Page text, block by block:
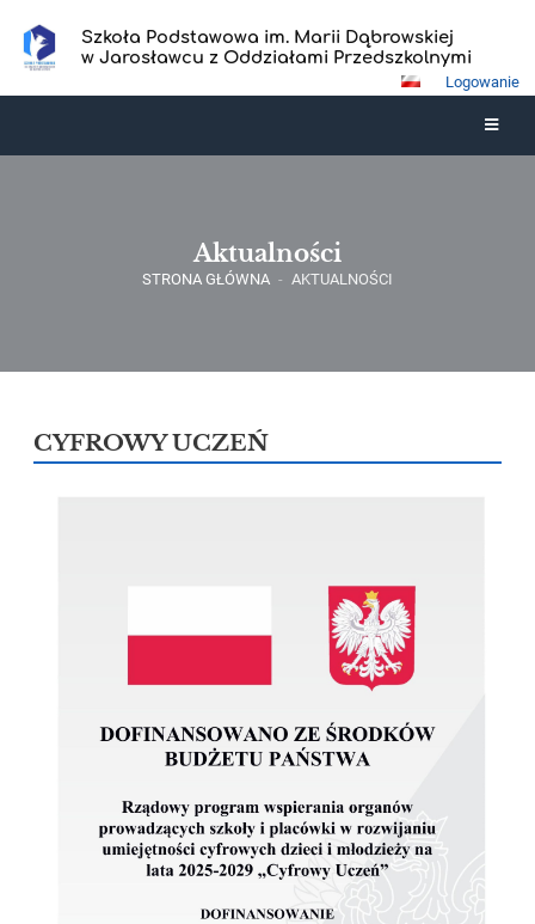
Szkoła Podstawowa im. Marii Dąbrowskiej
w Jarosławcu z Oddziałami Przedszkolnymi
Logowanie
Aktualności
STRONA GŁÓWNA - AKTUALNOŚCI
CYFROWY UCZEŃ